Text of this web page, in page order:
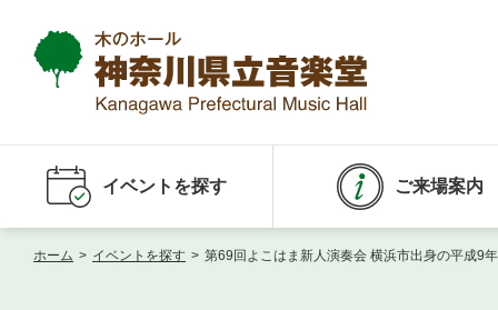
イベントを探す ご来場案内
ホーム > イベントを探す > 第69回よこはま新人演奏会 横浜市出身の平成9